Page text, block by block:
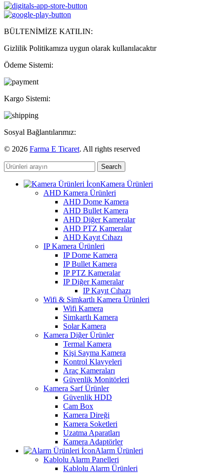
BÜLTENİMİZE KATILIN:
Gizlilik Politikamıza uygun olarak kullanılacaktır
Ödeme Sistemi:
Kargo Sistemi:
Sosyal Bağlantılarımız:
© 2026 Farma E Ticaret. All rights reserved
Search
Kamera Ürünleri
AHD Kamera Ürünleri
AHD Dome Kamera
AHD Bullet Kamera
AHD Diğer Kameralar
AHD PTZ Kameralar
AHD Kayıt Cıhazı
IP Kamera Ürünleri
IP Dome Kamera
IP Bullet Kamera
IP PTZ Kameralar
IP Diğer Kameralar
IP Kayıt Cıhazı
Wifi & Simkartlı Kamera Ürünleri
Wifi Kamera
Simkartlı Kamera
Solar Kamera
Kamera Diğer Ürünler
Termal Kamera
Kişi Sayma Kamera
Kontrol Klavyeleri
Araç Kameraları
Güvenlik Monitörleri
Kamera Sarf Ürünler
Güvenlik HDD
Cam Box
Kamera Direği
Kamera Soketleri
Uzatma Aparatları
Kamera Adaptörler
Alarm Ürünleri
Kablolu Alarm Panelleri
Kablolu Alarm Ürünleri